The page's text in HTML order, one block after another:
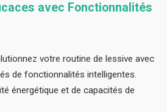
avec Fonctionnalités
votre routine de lessive avec
de fonctionnalités intelligentes.
énergétique et de capacités de